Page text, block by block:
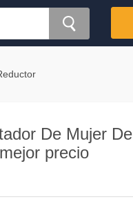
De Mujer De
precio